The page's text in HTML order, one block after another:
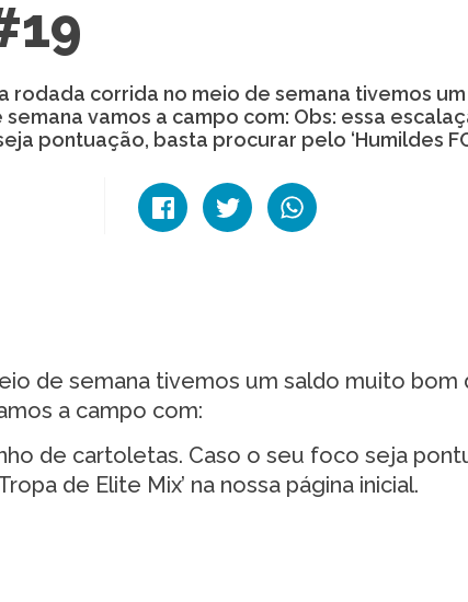
rodada corrida no meio de semana tivemos
vamos a campo com: Obs: essa
pontuação, basta procurar pelo ‘Humildes
de semana tivemos um saldo muito bom
a campo com:
de cartoletas. Caso o seu foco seja
de Elite Mix’ na nossa página inicial.